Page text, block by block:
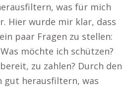
was für mich
Hier wurde mir klar, dass
paar Fragen zu stellen:
möchte ich schützen?
zu zahlen? Durch den
gut herausfiltern, was